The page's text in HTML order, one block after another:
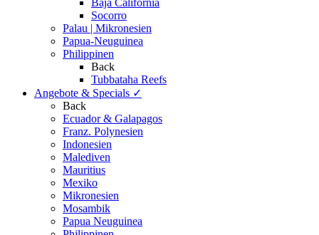
Baja California
Socorro
Palau | Mikronesien
Papua-Neuguinea
Philippinen
Back
Tubbataha Reefs
Angebote & Specials ✓
Back
Ecuador & Galapagos
Franz. Polynesien
Indonesien
Malediven
Mauritius
Mexiko
Mikronesien
Mosambik
Papua Neuguinea